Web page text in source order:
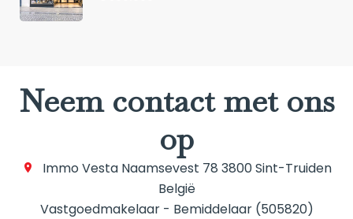
Neem contact met ons
op
Immo VestaNaamsevest 78 3800Sint-Truiden
België
Vastgoedmakelaar - Bemiddelaar (505820)